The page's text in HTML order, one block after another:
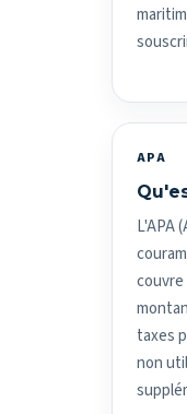
APA
L'APA
taxes
non